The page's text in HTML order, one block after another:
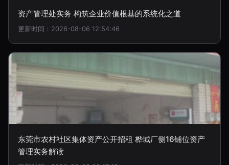
资产管理处实务 构筑企业价值根基的系统化之道
更新时间：2026-08-06 12:54:46
东莞市农村社区集体资产公开招租 桦城厂侧16铺位资产
管理实务解读